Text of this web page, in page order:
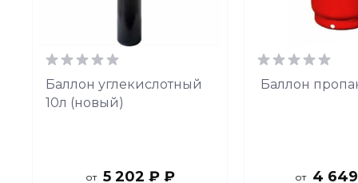
Баллон углекислотный
10л (новый)
от 5 202 ₽ ₽
Баллон
от 4